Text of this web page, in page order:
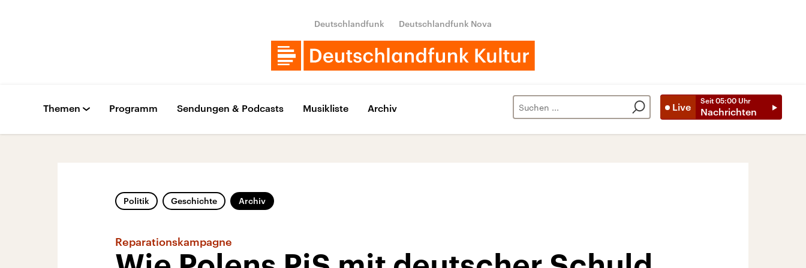
Deutschlandfunk Deutschlandfunk Nova
Live
Seit 05:00 Uhr
Nachrichten
Themen Programm Sendungen & Podcasts Musikliste Archiv
Politik Geschichte Archiv
Reparationskampagne